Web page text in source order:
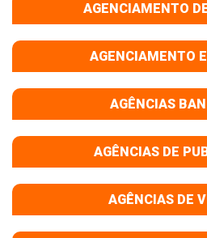
AGENCIAMENTO
AGENCIAMENTO
AGÊNCIAS
AGÊNCIAS DE
AGÊNCIAS DE